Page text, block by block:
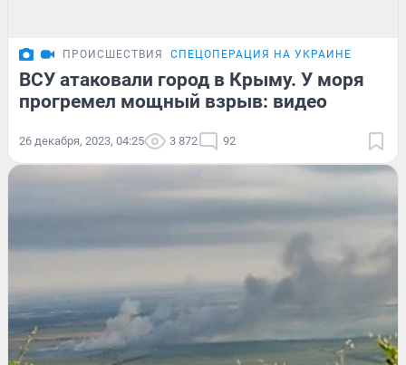
ПРОИСШЕСТВИЯ СПЕЦОПЕРАЦИЯ НА УКРАИНЕ
ВСУ атаковали город в Крыму. У моря
прогремел мощный взрыв: видео
26 декабря, 2023, 04:25 3 872 92